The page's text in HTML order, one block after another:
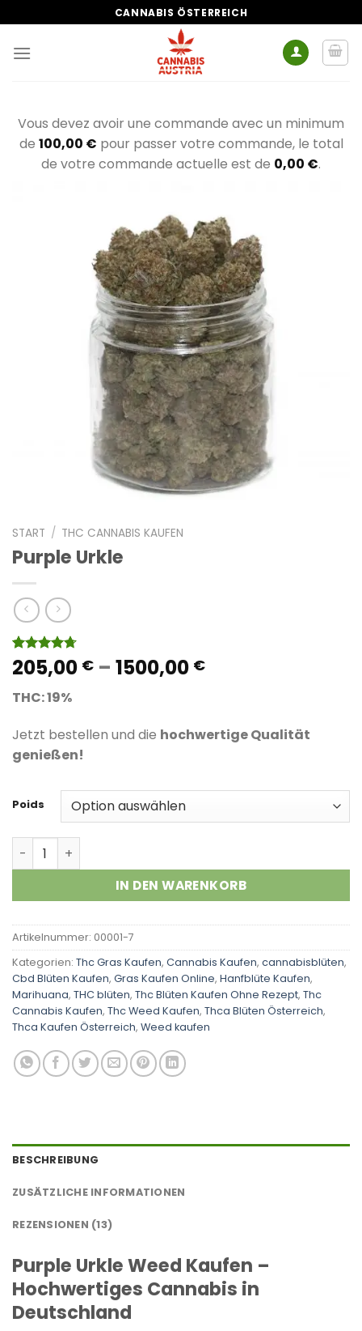
Inhalt
springen
CANNABIS ÖSTERREICH
Vous devez avoir une commande avec un minimum
de 100,00 € pour passer votre commande, le total
de votre commande actuelle est de 0,00 €.
START / THC CANNABIS KAUFEN
Purple Urkle
Bewertet
mit4.69
basierend
13
Kundenbewertungen
205,00 € – 1500,00 €Preisspanne:
1500,00 €
THC: 19%
Jetzt bestellen und die hochwertige Qualität
genießen!
Poids
Purple Urkle Menge
IN DEN WARENKORB
Artikelnummer: 00001-7
Kategorien: Thc Gras Kaufen, Cannabis Kaufen, cannabisblüten,
Cbd Blüten Kaufen, Gras Kaufen Online, Hanfblüte Kaufen,
Marihuana, THC blüten, Thc Blüten Kaufen Ohne Rezept, Thc
Cannabis Kaufen, Thc Weed Kaufen, Thca Blüten Österreich,
Thca Kaufen Österreich, Weed kaufen
BESCHREIBUNG
ZUSÄTZLICHE INFORMATIONEN
REZENSIONEN (13)
Purple Urkle Weed Kaufen –
Hochwertiges Cannabis in
Deutschland